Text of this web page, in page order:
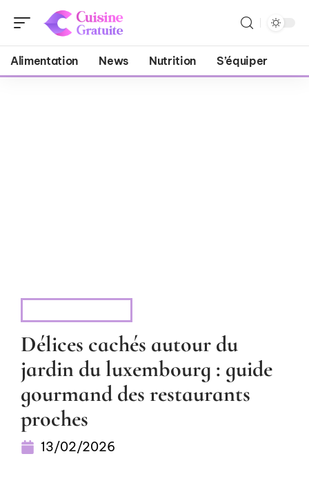
Alimentation News Nutrition S’équiper
Délices cachés autour du
jardin du luxembourg : guide
gourmand des restaurants
proches
13/02/2026